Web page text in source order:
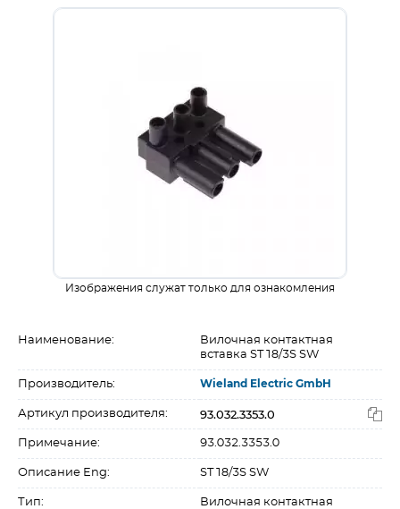
Изображения служат только для ознакомления
Наименование:
Вилочная контактная
вставка ST18/3S SW
Производитель: Wieland Electric GmbH
Артикул производителя: 93.032.3353.0
Примечание: 93.032.3353.0
Описание Eng: ST18/3S SW
Тип:
Вилочная контактная